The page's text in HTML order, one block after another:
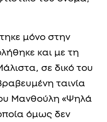
μόνο στην
και με τη
σε δικό του
ταινία
Μανθούλη «Ψηλά
όμως δεν